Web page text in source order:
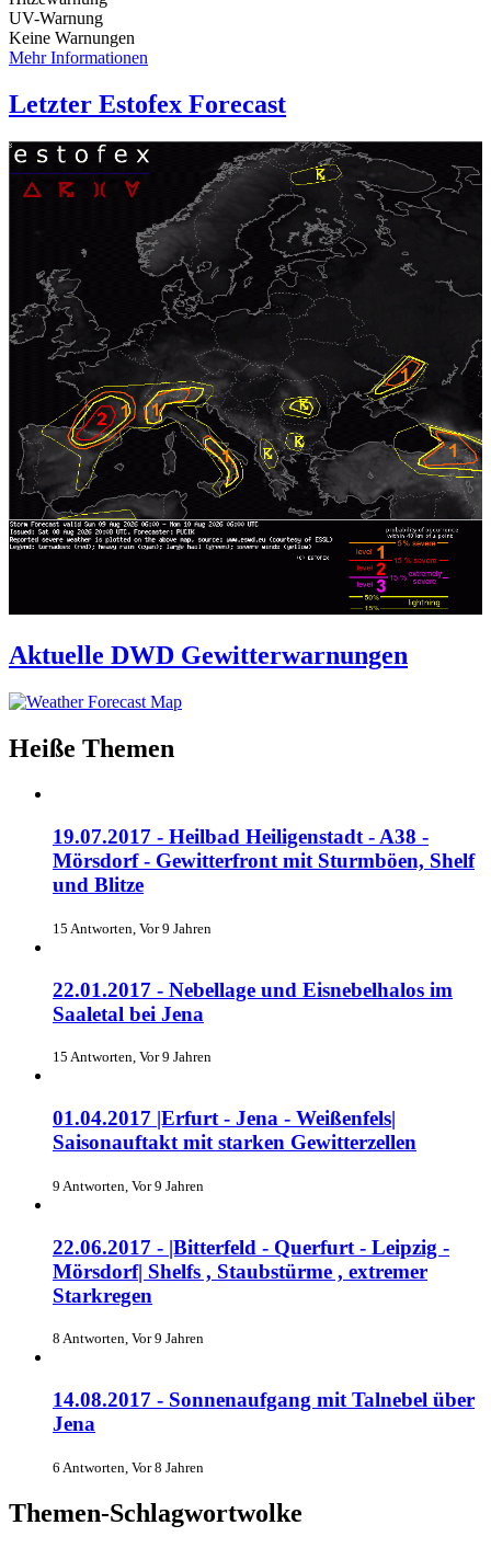
UV-Warnung
Keine Warnungen
Mehr Informationen
Letzter Estofex Forecast
Aktuelle DWD Gewitterwarnungen
Heiße Themen
19.07.2017 - Heilbad Heiligenstadt - A38 -
Mörsdorf - Gewitterfront mit Sturmböen, Shelf
und Blitze
15 Antworten, Vor 9 Jahren
22.01.2017 - Nebellage und Eisnebelhalos im
Saaletal bei Jena
15 Antworten, Vor 9 Jahren
01.04.2017 |Erfurt - Jena - Weißenfels|
Saisonauftakt mit starken Gewitterzellen
9 Antworten, Vor 9 Jahren
22.06.2017 - |Bitterfeld - Querfurt - Leipzig -
Mörsdorf| Shelfs , Staubstürme , extremer
Starkregen
8 Antworten, Vor 9 Jahren
14.08.2017 - Sonnenaufgang mit Talnebel über
Jena
6 Antworten, Vor 8 Jahren
Themen-Schlagwortwolke